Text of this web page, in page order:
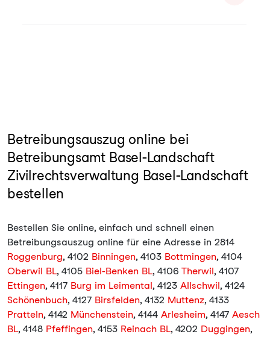
Betreibungsauszug online bei
Betreibungsamt Basel-Landschaft
Zivilrechtsverwaltung Basel-Landschaft
bestellen
Bestellen Sie online, einfach und schnell einen
Betreibungsauszug online für eine Adresse in 2814
Roggenburg, 4102 Binningen, 4103 Bottmingen, 4104
Oberwil BL, 4105 Biel-Benken BL, 4106 Therwil, 4107
Ettingen, 4117 Burg im Leimental, 4123 Allschwil, 4124
Schönenbuch, 4127 Birsfelden, 4132 Muttenz, 4133
Pratteln, 4142 Münchenstein, 4144 Arlesheim, 4147 Aesch
BL, 4148 Pfeffingen, 4153 Reinach BL, 4202 Duggingen,